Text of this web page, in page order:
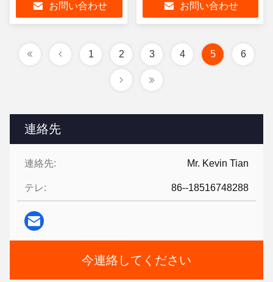
連絡先
連絡先: Mr. Kevin Tian
テレ: 86--18516748288
今連絡してください
お問い合わせ
お問い合わせ
1 2 3 4 5 6